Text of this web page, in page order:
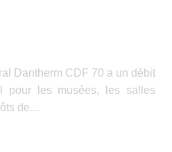
Dantherm CDF 70 a un débit
pour les musées, les salles
de…